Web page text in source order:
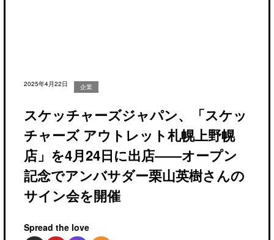
2025年4月22日 企業
スケッチャーズジャパン、「スケッ
チャーズ アウトレット札幌上野幌
店」を4月24日に出店――オープン
記念でアンバサダー栗山英樹さんの
サイン会を開催
Spread the love